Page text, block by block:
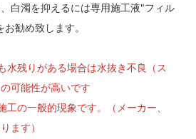
白濁を抑えるには専用施工液"フィル
勧め致します。
水残りがある場合は水抜き不良（ス
可能性が高いです
工の一般的現象です。（メーカー、
ます）